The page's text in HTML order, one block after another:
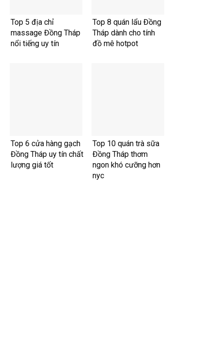
Top 5 địa chỉ
massage Đồng Tháp
nổi tiếng uy tín
Top 8 quán lẩu Đồng
Tháp dành cho tính
đồ mê hotpot
Top 6 cửa hàng gạch
Đồng Tháp uy tín chất
lượng giá tốt
Top 10 quán trà sữa
Đồng Tháp thơm
ngon khó cưỡng hơn
nyc